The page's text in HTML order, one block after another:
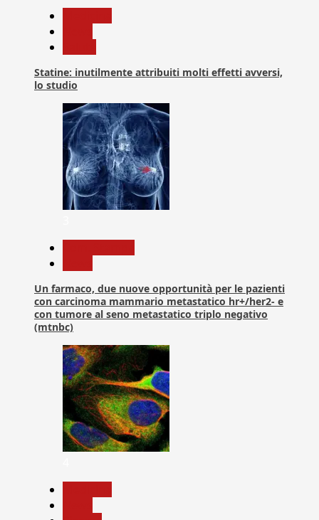
Statine: inutilmente attribuiti molti effetti avversi,
lo studio
Un farmaco, due nuove opportunità per le pazienti
con carcinoma mammario metastatico hr+/her2- e
con tumore al seno metastatico triplo negativo
(mtnbc)